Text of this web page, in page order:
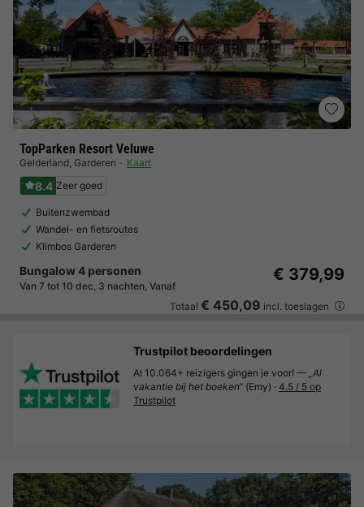
TopParken Resort Veluwe
Gelderland, Garderen Kaart
8.4 Zeer goed
Buitenzwembad
Wandel- en fietsroutes
Klimbos Garderen
Bungalow 4 personen
Van 7 tot 10 dec, 3 nachten, Vanaf
€ 379,99
Totaal € 450,09 incl. toeslagen
Trustpilot beoordelingen
Al 10.064+ reizigers gingen je voor! — „Al
vakantie bij het boeken“ (Emy) · 4.5 / 5 op
Trustpilot